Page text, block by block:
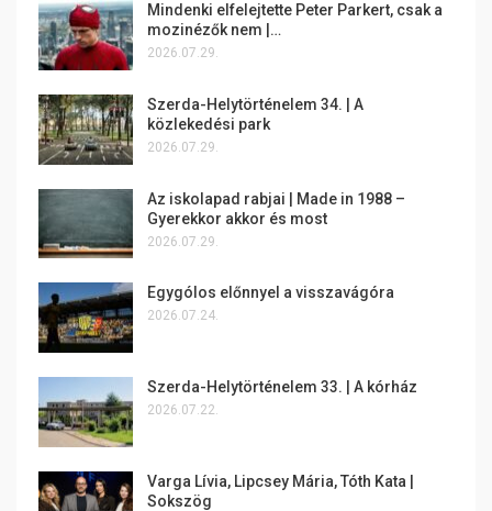
Mindenki elfelejtette Peter Parkert, csak a
mozinézők nem |…
2026.07.29.
Szerda-Helytörténelem 34. | A
közlekedési park
2026.07.29.
Az iskolapad rabjai | Made in 1988 –
Gyerekkor akkor és most
2026.07.29.
Egygólos előnnyel a visszavágóra
2026.07.24.
Szerda-Helytörténelem 33. | A kórház
2026.07.22.
Varga Lívia, Lipcsey Mária, Tóth Kata |
Sokszög